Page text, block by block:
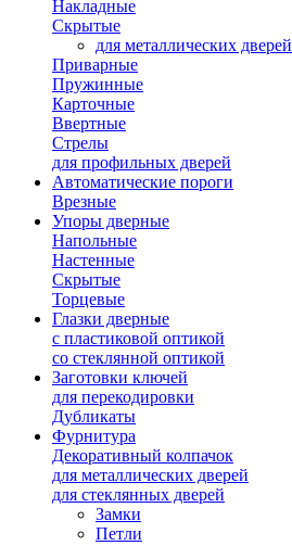
Накладные
Скрытые
для металлических дверей
Приварные
Пружинные
Карточные
Ввертные
Стрелы
для профильных дверей
Автоматические пороги
Врезные
Упоры дверные
Напольные
Настенные
Скрытые
Торцевые
Глазки дверные
с пластиковой оптикой
со стеклянной оптикой
Заготовки ключей
для перекодировки
Дубликаты
Фурнитура
Декоративный колпачок
для металлических дверей
для стеклянных дверей
Замки
Петли